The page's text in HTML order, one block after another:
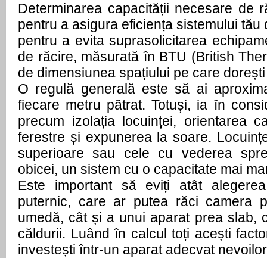
Determinarea capacității necesare de
pentru a asigura eficiența sistemului tău
pentru a evita suprasolicitarea
de răcire, măsurată în BTU (British
de dimensiunea spațiului pe care
O regulă generală este să ai
fiecare metru pătrat. Totuși, ia în
precum izolația locuinței, orientarea
ferestre și expunerea la soare.
superioare sau cele cu vederea
obicei, un sistem cu o capacitate mai
Este important să eviți atât
puternic, care ar putea răci camera
umedă, cât și a unui aparat prea slab,
căldurii. Luând în calcul toți acești
investești într-un aparat adecvat